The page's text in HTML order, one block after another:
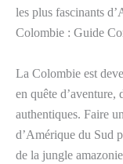
les plus fascinants
Colombie : Guide
La Colombie est
en quête d’aventure,
authentiques. Faire
d’Amérique du Sud
de la jungle